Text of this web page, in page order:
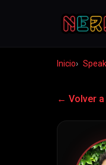
Inicio
← Volver